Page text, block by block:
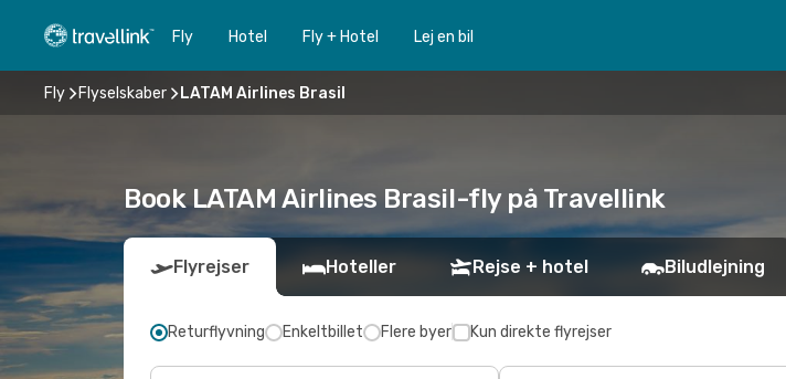
Fly Hotel Fly + Hotel Lej en bil
Fly Flyselskaber LATAM Airlines Brasil
Book LATAM Airlines Brasil-fly på Travellink
Flyrejser Hoteller Rejse + hotel Biludlejning
Returflyvning Enkeltbillet Flere byer Kun direkte flyrejser